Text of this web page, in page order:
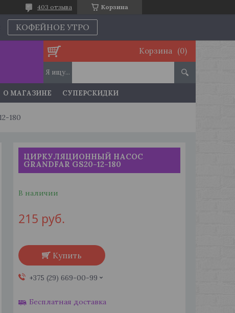
Корзина
403 отзыва
КОФЕЙНОЕ УТРО
Корзина
О МАГАЗИНЕ СУПЕРСКИДКИ
180
ЦИРКУЛЯЦИОННЫЙ НАСОС
GRANDFAR GS20-12-180
В наличии
215 руб.
Купить
+375 (29) 669-00-99
Бесплатная доставка